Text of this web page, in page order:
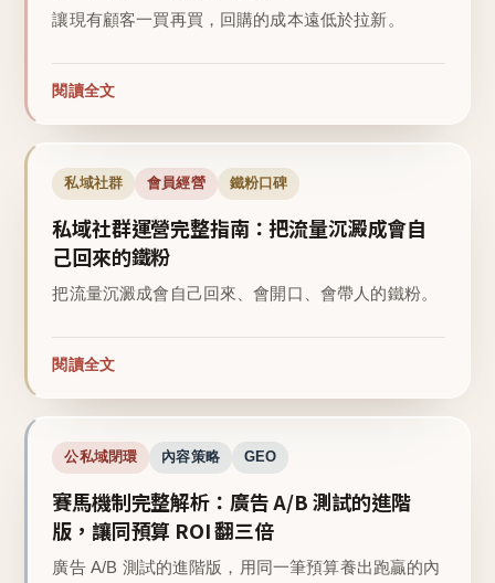
讓現有顧客一買再買，回購的成本遠低於拉新。
閱讀全文
私域社群 會員經營 鐵粉口碑
私域社群運營完整指南：把流量沉澱成會自
己回來的鐵粉
把流量沉澱成會自己回來、會開口、會帶人的鐵粉。
閱讀全文
公私域閉環 內容策略 GEO
賽馬機制完整解析：廣告 A/B 測試的進階
版，讓同預算 ROI 翻三倍
廣告 A/B 測試的進階版，用同一筆預算養出跑贏的內